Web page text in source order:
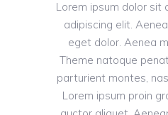
Lorem ipsum dolor sit
adipiscing elit.
eget dolor. Aenea
Theme natoque
parturient montes,
Lorem ipsum proin